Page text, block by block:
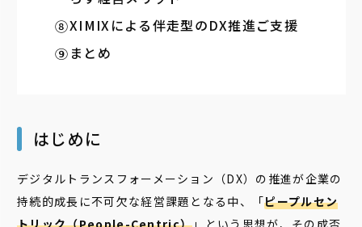
XIMIXによる伴走型のDX推進ご支援
まとめ
はじめに
デジタルトランスフォーメーション（DX）の推進が企業の
持続的成長に不可欠な経営課題となる中、「ピープルセン
トリック（People-Centric） 」という思想が、その成否